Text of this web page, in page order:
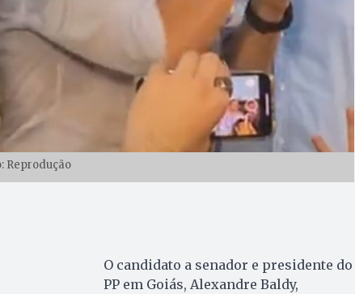
Reprodução
O candidato a senador e presidente do
PP em Goiás, Alexandre Baldy,